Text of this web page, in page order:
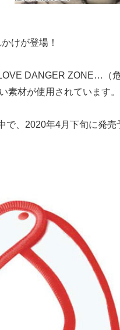
けが登場！
DANGER ZONE…（
素材が使用されています。
、2020年4月下旬に発売